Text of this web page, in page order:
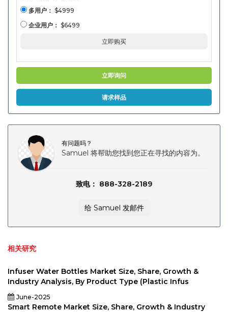
多用户： $4999
企业用户： $6499
立即购买
立即询问
请求样品
有问题吗？
Samuel 将帮助您找到您正在寻找的内容为。
致电： 888-328-2189
给 Samuel 发邮件
相关研究
Infuser Water Bottles Market Size, Share, Growth &
Industry Analysis, By Product Type (Plastic Infus
June-2025
Smart Remote Market Size, Share, Growth & Industry